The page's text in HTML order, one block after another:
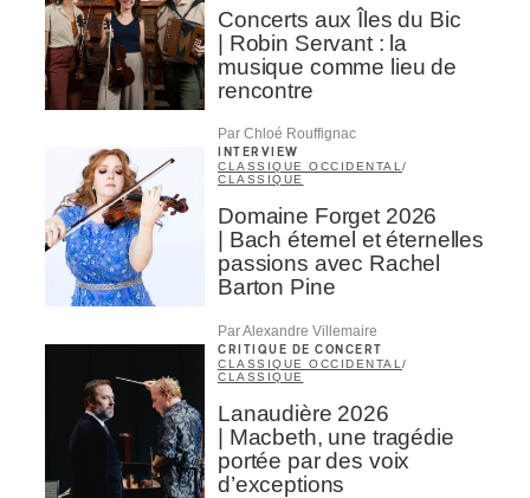
Concerts aux Îles du Bic
| Robin Servant : la
musique comme lieu de
rencontre
Par Chloé Rouffignac
INTERVIEW
CLASSIQUE OCCIDENTAL /
CLASSIQUE
Domaine Forget 2026
| Bach éternel et éternelles
passions avec Rachel
Barton Pine
Par Alexandre Villemaire
CRITIQUE DE CONCERT
CLASSIQUE OCCIDENTAL /
CLASSIQUE
Lanaudière 2026
| Macbeth, une tragédie
portée par des voix
d’exceptions